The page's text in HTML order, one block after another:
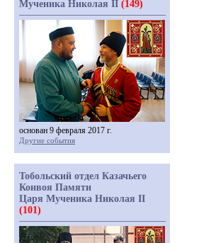
Мученика Николая II (149)
основан 9 февраля 2017 г.
Другие события
Тобольский отдел Казачьего
Конвоя Памяти
Царя Мученика Николая II
(101)